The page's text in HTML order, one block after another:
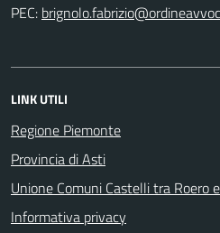
PEC:
LINK UTILI
Regione Piemonte
Provincia di Asti
Unione Comuni Castelli tra Roero
Informativa privacy